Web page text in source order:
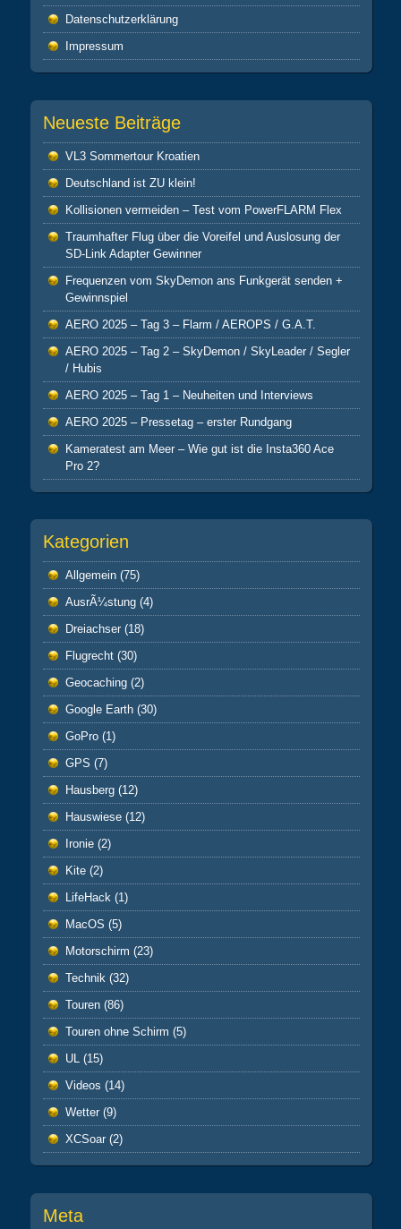
Datenschutz­erklärung
Impressum
Neueste Beiträge
VL3 Sommertour Kroatien
Deutschland ist ZU klein!
Kollisionen vermeiden – Test vom PowerFLARM Flex
Traumhafter Flug über die Voreifel und Auslosung der
SD-Link Adapter Gewinner
Frequenzen vom SkyDemon ans Funkgerät senden +
Gewinnspiel
AERO 2025 – Tag 3 – Flarm / AEROPS / G.A.T.
AERO 2025 – Tag 2 – SkyDemon / SkyLeader / Segler
/ Hubis
AERO 2025 – Tag 1 – Neuheiten und Interviews
AERO 2025 – Pressetag – erster Rundgang
Kameratest am Meer – Wie gut ist die Insta360 Ace
Pro 2?
Kategorien
Allgemein(75)
AusrÃ¼stung(4)
Dreiachser(18)
Flugrecht(30)
Geocaching(2)
Google Earth(30)
GoPro(1)
GPS (7)
Hausberg(12)
Hauswiese(12)
Ironie(2)
Kite(2)
LifeHack(1)
MacOS (5)
Motorschirm (23)
Technik(32)
Touren(86)
Touren ohne Schirm (5)
UL(15)
Videos (14)
Wetter(9)
XCSoar(2)
Meta